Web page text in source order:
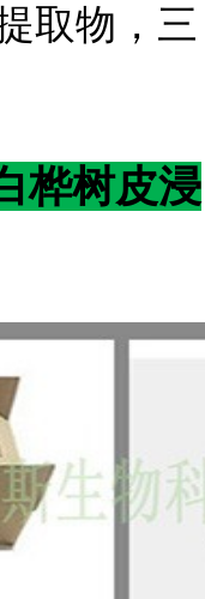
取物，三
桦树皮浸